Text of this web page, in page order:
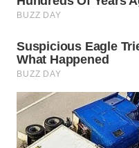
WN
SERIBU
WN
TANGERANG
WN
BINJAI